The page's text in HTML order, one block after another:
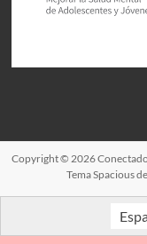
Copyright © 2026
TemaSpacious